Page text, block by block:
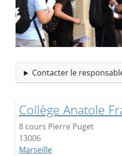
Contacter le
Collège Anatole
8 cours Pierre Puget
13006
Marseille